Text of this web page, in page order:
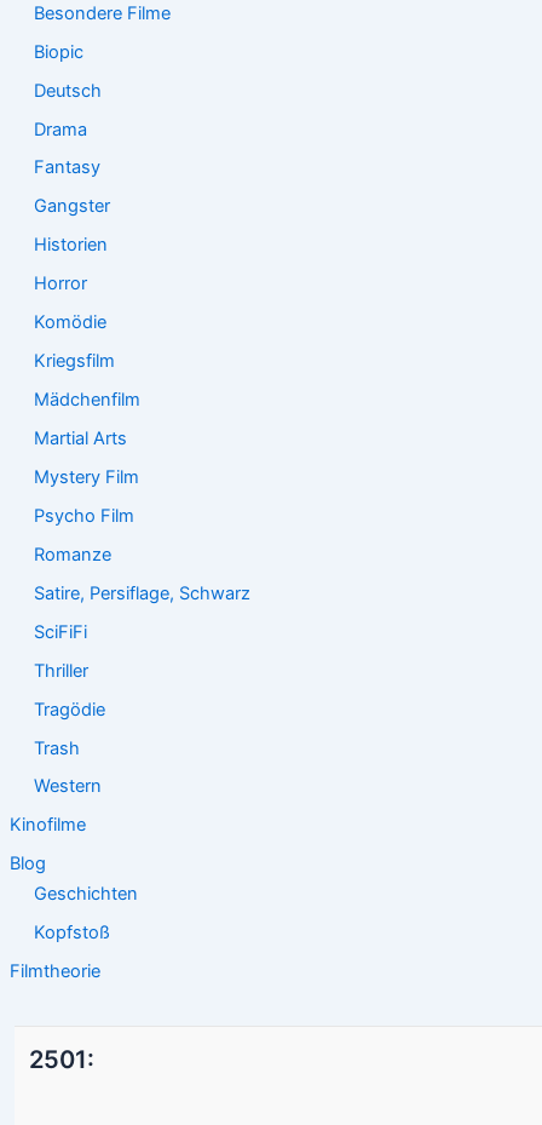
Besondere Filme
Biopic
Deutsch
Drama
Fantasy
Gangster
Historien
Horror
Komödie
Kriegsfilm
Mädchenfilm
Martial Arts
Mystery Film
Psycho Film
Romanze
Satire, Persiflage, Schwarz
SciFiFi
Thriller
Tragödie
Trash
Western
Kinofilme
Blog
Geschichten
Kopfstoß
Filmtheorie
2501: